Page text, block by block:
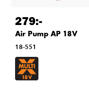
279:-
Air Pump AP 18V
18-551